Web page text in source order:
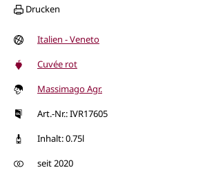
Drucken
Italien - Veneto
Cuvée rot
Massimago Agr.
Art.-Nr.: IVR17605
Inhalt: 0.75l
seit 2020